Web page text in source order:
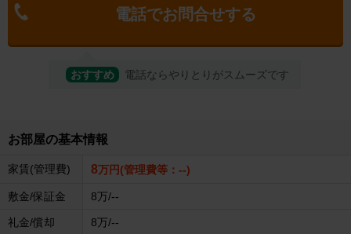
電話でお問合せする
おすすめ 電話ならやりとりがスムーズです
お部屋の基本情報
家賃(管理費) 8万円(管理費等：--)
敷金/保証金 8万/--
礼金/償却 8万/--